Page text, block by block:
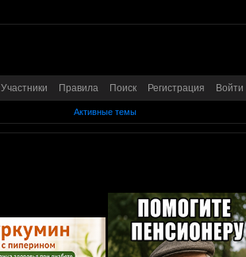
Участники Правила Поиск Регистрация Войти
Активные темы